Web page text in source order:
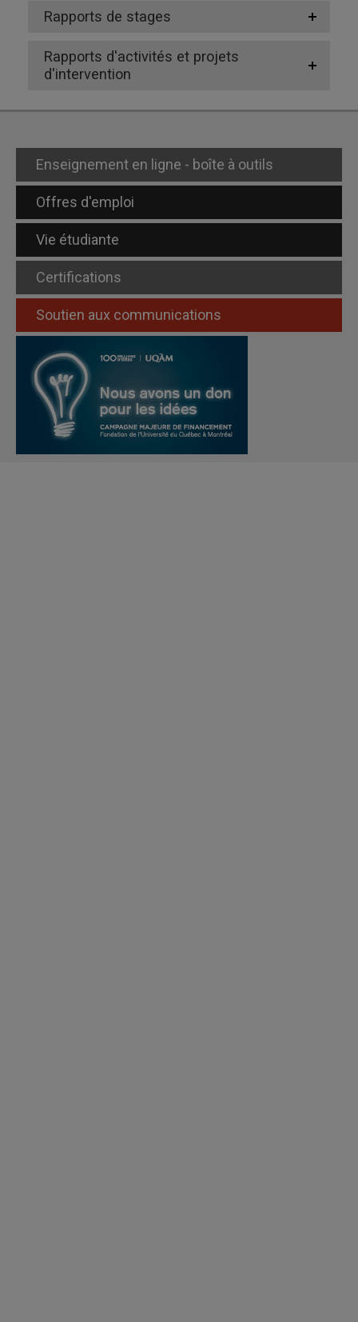
Rapports de stages
Rapports d'activités et projets
d'intervention
Enseignement en ligne - boîte à outils
Offres d'emploi
Vie étudiante
Certifications
Soutien aux communications